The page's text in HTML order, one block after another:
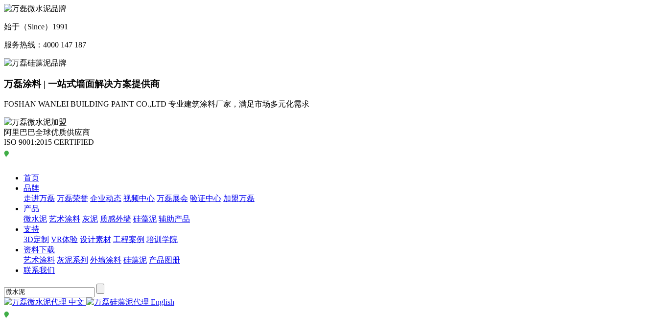
始于（Since）1991
服务热线：4000 147 187
万磊涂料 | 一站式墙面解决方案提供商
FOSHAN WANLEI BUILDING PAINT CO.,LTD 专业建筑涂料厂家，满足市场多元化需求
阿里巴巴全球优质供应商
ISO 9001:2015 CERTIFIED
首页
品牌
走进万磊 万磊荣誉 企业动态 视频中心 万磊展会 验证中心 加盟万磊
产品
微水泥 艺术涂料 灰泥 质感外墙 硅藻泥 辅助产品
支持
3D定制 VR体验 设计素材 工程案例 培训学院
资料下载
艺术涂料 灰泥系列 外墙涂料 硅藻泥 产品图册
联系我们
中文 English